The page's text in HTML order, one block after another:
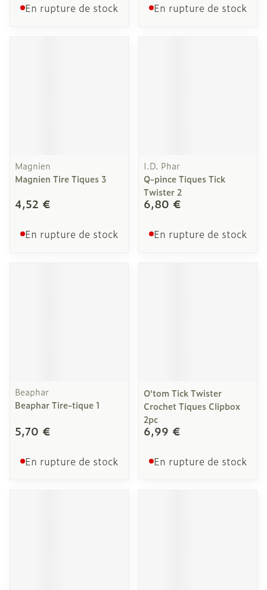
En rupture de stock En rupture de stock
Magnien
Magnien Tire Tiques 3
4,52 €
En rupture de stock
I.D. Phar
Q-pince Tiques Tick
Twister 2
6,80 €
En rupture de stock
Beaphar
Beaphar Tire-tique 1
5,70 €
En rupture de stock
O'tom Tick Twister
Crochet Tiques Clipbox
2pc
6,99 €
En rupture de stock